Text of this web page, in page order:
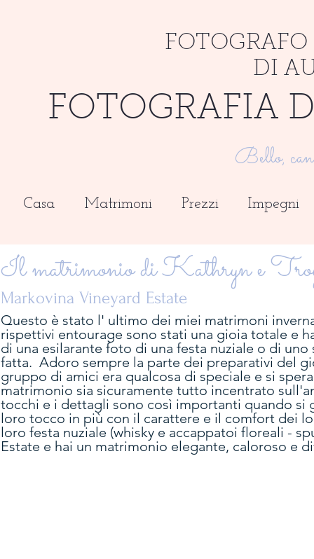
DI
FOTOGRAFIA
Bello,
Casa Matrimoni Prezzi Impegni
Il matrimonio di Kathryn e
Markovina Vineyard Estate
Questo è stato l' ultimo dei miei matrimoni
rispettivi entourage sono stati una gioia totale e
di una esilarante foto di una festa nuziale o di
fatta. Adoro sempre la parte dei preparativi del
gruppo di amici era qualcosa di speciale e si
matrimonio sia sicuramente tutto incentrato
tocchi e i dettagli sono così importanti quando si
loro tocco in più con il carattere e il comfort dei
loro festa nuziale (whisky e accappatoi floreali -
Estate e hai un matrimonio elegante, caloroso e